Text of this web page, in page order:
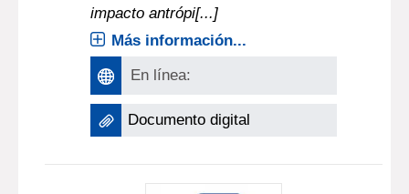
impacto antrópi[...]
Más información...
En línea:
Documento digital